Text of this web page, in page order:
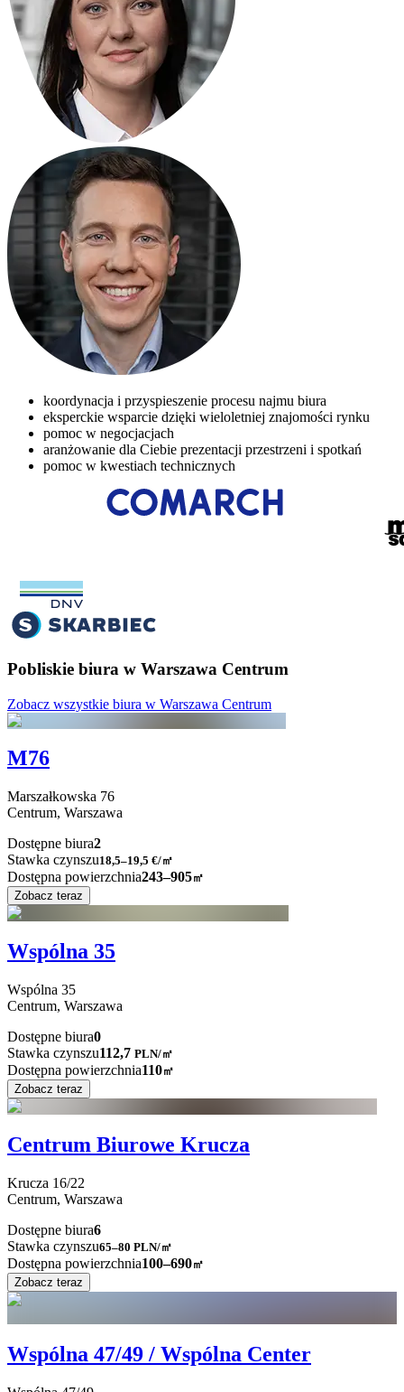
koordynacja i przyspieszenie procesu najmu biura
eksperckie wsparcie dzięki wieloletniej znajomości rynku
pomoc w negocjacjach
aranżowanie dla Ciebie prezentacji przestrzeni i spotkań
pomoc w kwestiach technicznych
Pobliskie biura w Warszawa Centrum
Zobacz wszystkie biura w Warszawa Centrum
M76
Marszałkowska 76
Centrum, Warszawa
Dostępne biura2
Stawka czynszu18,5–19,5 €/㎡
Dostępna powierzchnia243–905㎡
Zobacz teraz
Wspólna 35
Wspólna 35
Centrum, Warszawa
Dostępne biura0
Stawka czynszu112,7 PLN/㎡
Dostępna powierzchnia110㎡
Zobacz teraz
Centrum Biurowe Krucza
Krucza 16/22
Centrum, Warszawa
Dostępne biura6
Stawka czynszu65–80 PLN/㎡
Dostępna powierzchnia100–690㎡
Zobacz teraz
Wspólna 47/49 / Wspólna Center